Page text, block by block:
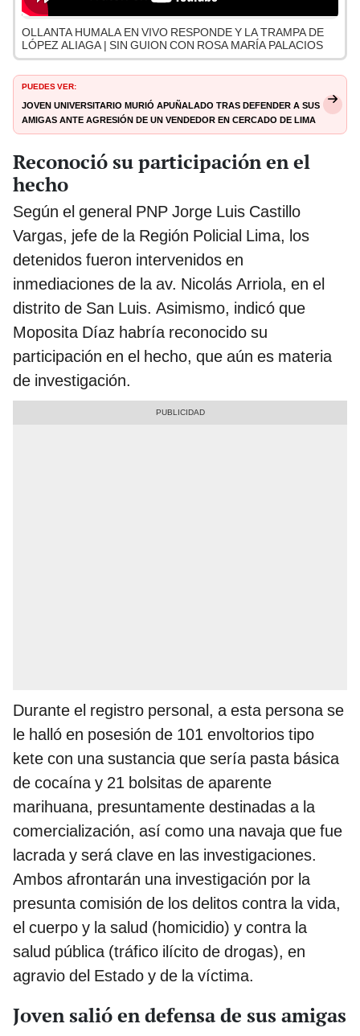
OLLANTA HUMALA EN VIVO RESPONDE Y LA TRAMPA DE
LÓPEZ ALIAGA | SIN GUION CON ROSA MARÍA PALACIOS
PUEDES VER:
Joven universitario murió apuñalado tras defender a sus
amigas ante agresión de un vendedor en Cercado de Lima
Reconoció su participación en el
hecho
Según el general PNP Jorge Luis Castillo
Vargas, jefe de la Región Policial Lima, los
detenidos fueron intervenidos en
inmediaciones de la av. Nicolás Arriola, en el
distrito de San Luis. Asimismo, indicó que
Moposita Díaz habría reconocido su
participación en el hecho, que aún es materia
de investigación.
Durante el registro personal, a esta persona se
le halló en posesión de 101 envoltorios tipo
kete con una sustancia que sería pasta básica
de cocaína y 21 bolsitas de aparente
marihuana, presuntamente destinadas a la
comercialización, así como una navaja que fue
lacrada y será clave en las investigaciones.
Ambos afrontarán una investigación por la
presunta comisión de los delitos contra la vida,
el cuerpo y la salud (homicidio) y contra la
salud pública (tráfico ilícito de drogas), en
agravio del Estado y de la víctima.
Joven salió en defensa de sus amigas